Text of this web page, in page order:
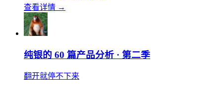
查看详情 →
纯银的 60 篇产品分析 · 第二季
翻开就停不下来